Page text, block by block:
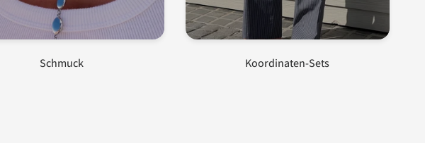
Schmuck Koordinaten-Sets